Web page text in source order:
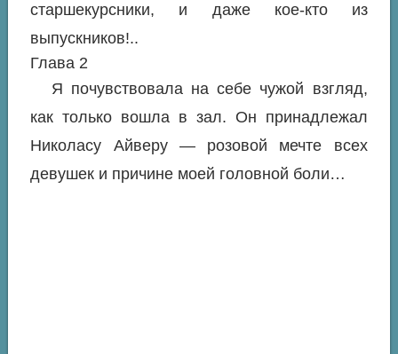
старшекурсники, и даже кое-кто из
выпускников!..
Глава 2
Я почувствовала на себе чужой взгляд,
как только вошла в зал. Он принадлежал
Николасу Айверу — розовой мечте всех
девушек и причине моей головной боли…